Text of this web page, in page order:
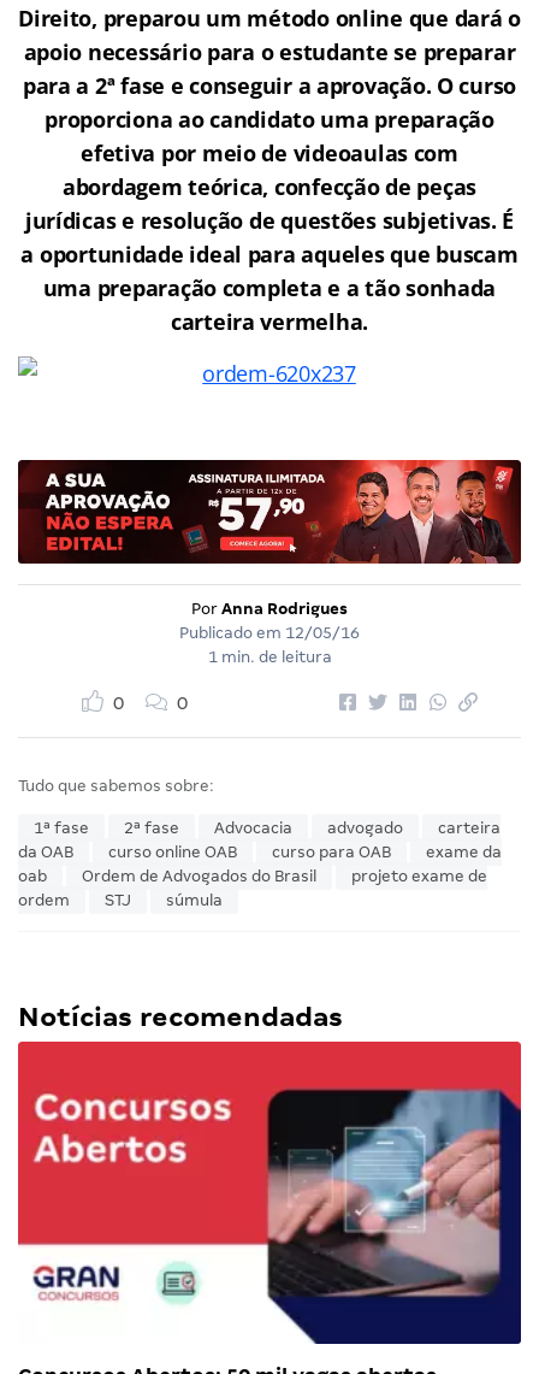
Direito, preparou um método online que dará o
apoio necessário para o estudante se preparar
para a 2ª fase e conseguir a aprovação. O curso
proporciona ao candidato uma preparação
efetiva por meio de videoaulas com
abordagem teórica, confecção de peças
jurídicas e resolução de questões subjetivas. É
a oportunidade ideal para aqueles que buscam
uma preparação completa e a tão sonhada
carteira vermelha.
Por Anna Rodrigues
Publicado em 12/05/16
1 min. de leitura
0 0
Tudo que sabemos sobre:
1ª fase 2ª fase Advocacia advogado
carteira
da OAB
curso online OAB curso para OAB
exame da
oab
Ordem de Advogados do Brasil
projeto exame de
ordem
STJ súmula
Notícias recomendadas